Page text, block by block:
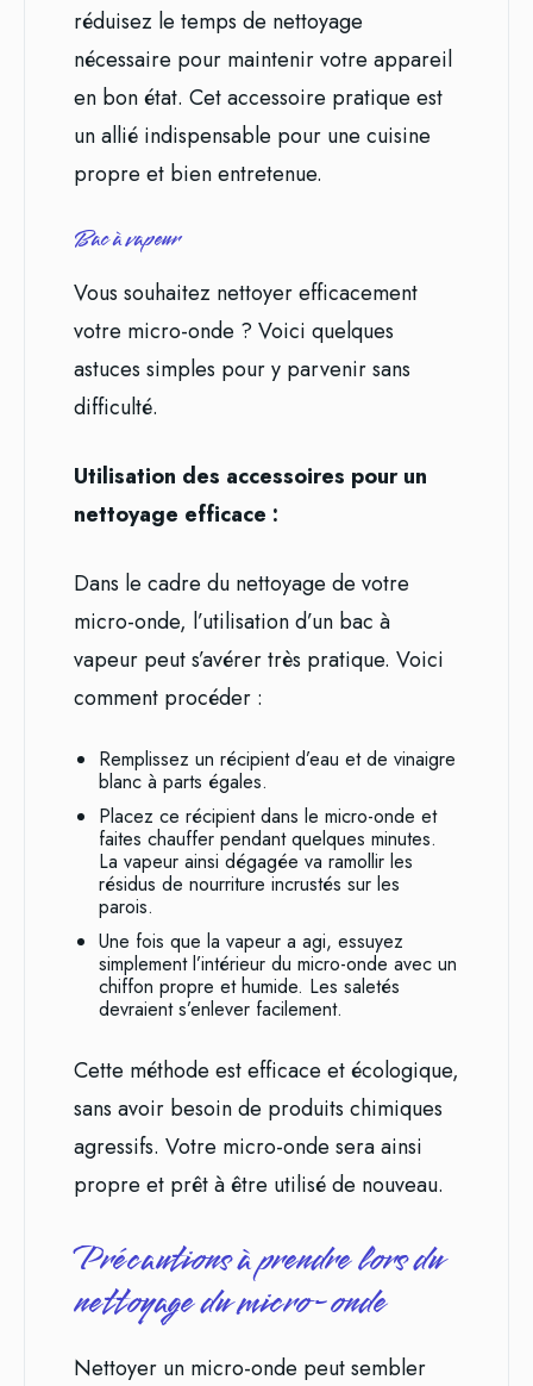
réduisez le temps de nettoyage
nécessaire pour maintenir votre appareil
en bon état. Cet accessoire pratique est
un allié indispensable pour une cuisine
propre et bien entretenue.
Bac à vapeur
Vous souhaitez nettoyer efficacement
votre micro-onde ? Voici quelques
astuces simples pour y parvenir sans
difficulté.
Utilisation des accessoires pour un
nettoyage efficace :
Dans le cadre du nettoyage de votre
micro-onde, l’utilisation d’un bac à
vapeur peut s’avérer très pratique. Voici
comment procéder :
Remplissez un récipient d’eau et de vinaigre
blanc à parts égales.
Placez ce récipient dans le micro-onde et
faites chauffer pendant quelques minutes.
La vapeur ainsi dégagée va ramollir les
résidus de nourriture incrustés sur les
parois.
Une fois que la vapeur a agi, essuyez
simplement l’intérieur du micro-onde avec un
chiffon propre et humide. Les saletés
devraient s’enlever facilement.
Cette méthode est efficace et écologique,
sans avoir besoin de produits chimiques
agressifs. Votre micro-onde sera ainsi
propre et prêt à être utilisé de nouveau.
Précautions à prendre lors du
nettoyage du micro-onde
Nettoyer un micro-onde peut sembler